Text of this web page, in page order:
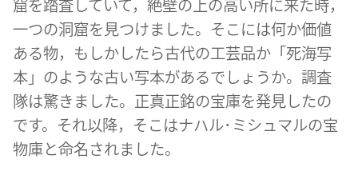
窟​を​踏査​し​て​い​て，絶壁​の​上​の​高い​所​に​来​た​時，
一つ​の​洞窟​を​見つけ​まし​た。そこ​に​は​何​か​価値​
ある​物，もしか​し​たら​古代​の​工芸​品​か「死海​写
本」の​よう​な​古い​写本​が​ある​でしょ​う​か。調査​
隊​は​驚き​まし​た。正真正銘​の​宝庫​を​発見​し​た​の​
です。それ​以降，そこ​は​ナハル​･​ミシュマル​の​宝
物​庫​と​命名​さ​れ​まし​た。